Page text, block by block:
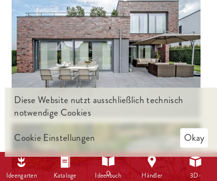
   
Ideengarten

Kataloge

Ideenbuch

0 Händler

3D-

Diese Website nutzt ausschließlich technisch
notwendige Cookies
Cookie Einstellungen
Okay